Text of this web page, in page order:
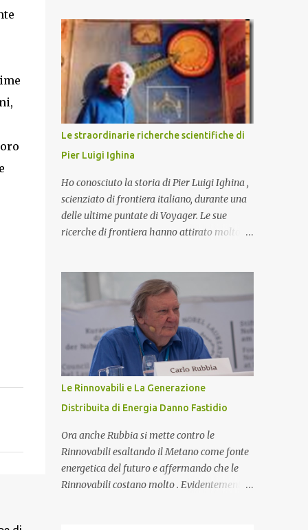
comprensione e danno adito ad
interpretazioni fantasiose. Certo è che la
teoria cosmologica sull'origine e l'evoluzione
dell'Universo più accreditata, il Big-Bang e
l'Universo inflazionario, ha dei paradossi e
delle lacune difficilmente sormontabili che
sono tali da far pensare che con il
sperimentali si possa un giorno chiarirne
l'origine e la sua evoluzione. Una volta
chiarita l'origine e il meccanismo di
formazione dell'Universo primordiale
saremo qui di nuovo a domandarci: perché
attanagliano fin dalle prime apparizioni
della Specie Umana sulla terra. Ecco alcune
delle più affascinanti teo...
Le straordinarie richerche scientifiche di
Pier Luigi Ighina
Ho conosciuto la storia di Pier Luigi Ighina ,
scienziato di frontiera italiano, durante una
delle ultime puntate di Voyager. Le sue
ricerche di frontiera hanno attirato molto la
intitolata misteri scientifici ed inaugurata
dalla figura affascinante di Pier Luigi Ighina
. Nato il 23 giugno 1908, Ighina è morto l’8
gennaio 2004 lasciando alcuni misteri
scientifici irrisolti all’attenzione della
comunità scientifica nazionale ed
internazionale. E’ stato per anni assistente di
erede cognitivo per quanto attiene agli studi
sull’elettromagnetismo. Ighina si è
concentrato molto sullo studio del Monopolo
Magnetico che ha sintetizzato nel concetto
di Atomo Magnetico . L'Atomo Magnetico Gli
Le Rinnovabili e La Generazione
Distribuita di Energia Danno Fastidio
Ora anche Rubbia si mette contro le
Rinnovabili esaltando il Metano come fonte
energetica del futuro e affermando che le
Rinnovabili costano molto . Evidentemente